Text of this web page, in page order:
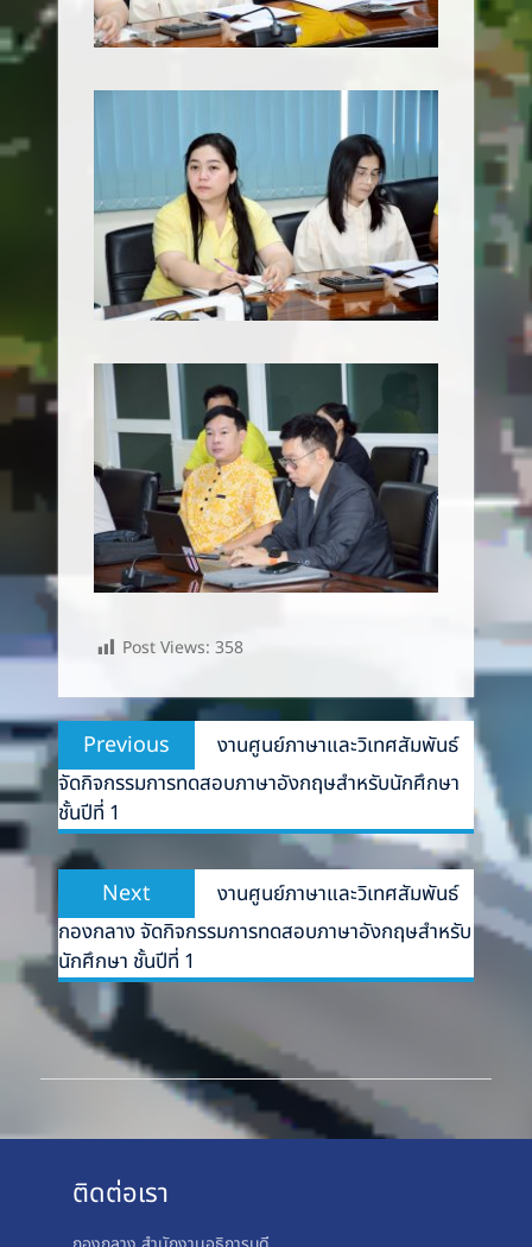
Post Views: 358
Post
navigation
Previous
Previous
post:
งานศูนย์ภาษาและวิเทศสัมพันธ์
จัดกิจกรรมการทดสอบภาษาอังกฤษสำหรับนักศึกษา
ชั้นปีที่ 1
Next
post:
งานศูนย์ภาษาและวิเทศสัมพันธ์
กองกลาง จัดกิจกรรมการทดสอบภาษาอังกฤษสำหรับ
นักศึกษา ชั้นปีที่ 1
ติดต่อเรา